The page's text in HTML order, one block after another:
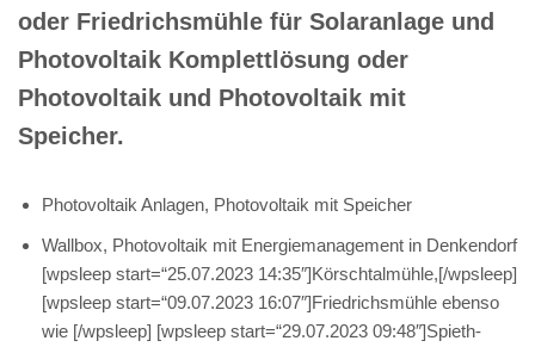
oder Friedrichsmühle für Solaranlage und
Photovoltaik Komplettlösung oder
Photovoltaik und Photovoltaik mit
Speicher.
Photovoltaik Anlagen, Photovoltaik mit Speicher
Wallbox, Photovoltaik mit Energiemanagement in Denkendorf
[wpsleep start=“25.07.2023 14:35″]Körschtalmühle,[/wpsleep]
[wpsleep start=“09.07.2023 16:07″]Friedrichsmühle ebenso
wie [/wpsleep] [wpsleep start=“29.07.2023 09:48″]Spieth-